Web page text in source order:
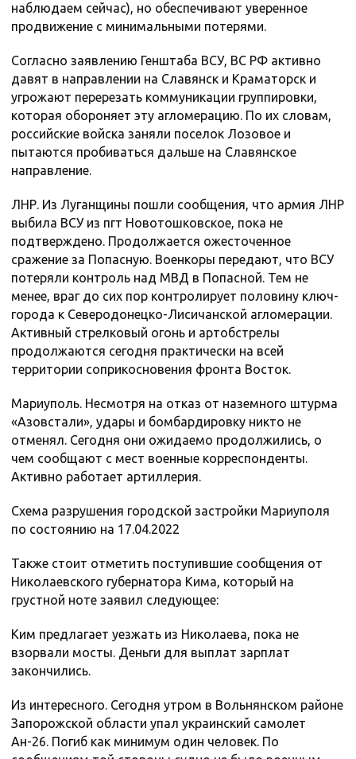
наблюдаем сейчас), но обеспечивают уверенное
продвижение с минимальными потерями.
Согласно заявлению Генштаба ВСУ, ВС РФ активно
давят в направлении на Славянск и Краматорск и
угрожают перерезать коммуникации группировки,
которая обороняет эту агломерацию. По их словам,
российские войска заняли поселок Лозовое и
пытаются пробиваться дальше на Славянское
направление.
ЛНР. Из Луганщины пошли сообщения, что армия ЛНР
выбила ВСУ из пгт Новотошковское, пока не
подтверждено. Продолжается ожесточенное
сражение за Попасную. Военкоры передают, что ВСУ
потеряли контроль над МВД в Попасной. Тем не
менее, враг до сих пор контролирует половину ключ-
города к Северодонецко-Лисичанской агломерации.
Активный стрелковый огонь и артобстрелы
продолжаются сегодня практически на всей
территории соприкосновения фронта Восток.
Мариуполь. Несмотря на отказ от наземного штурма
«Азовстали», удары и бомбардировку никто не
отменял. Сегодня они ожидаемо продолжились, о
чем сообщают с мест военные корреспонденты.
Активно работает артиллерия.
Схема разрушения городской застройки Мариуполя
по состоянию на 17.04.2022
Также стоит отметить поступившие сообщения от
Николаевского губернатора Кима, который на
грустной ноте заявил следующее:
Ким предлагает уезжать из Николаева, пока не
взорвали мосты. Деньги для выплат зарплат
закончились.
Из интересного. Сегодня утром в Вольнянском районе
Запорожской области упал украинский самолет
Ан-26. Погиб как минимум один человек. По